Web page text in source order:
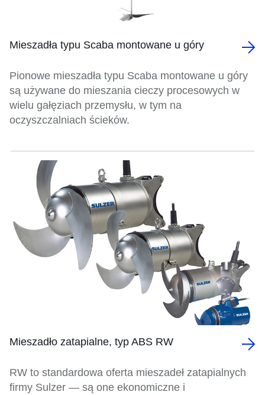
Mieszadła typu Scaba montowane u góry
Pionowe mieszadła typu Scaba montowane u góry
są używane do mieszania cieczy procesowych w
wielu gałęziach przemysłu, w tym na
oczyszczalniach ścieków.
Mieszadło zatapialne, typ ABS RW
RW to standardowa oferta mieszadeł zatapialnych
firmy Sulzer — są one ekonomiczne i